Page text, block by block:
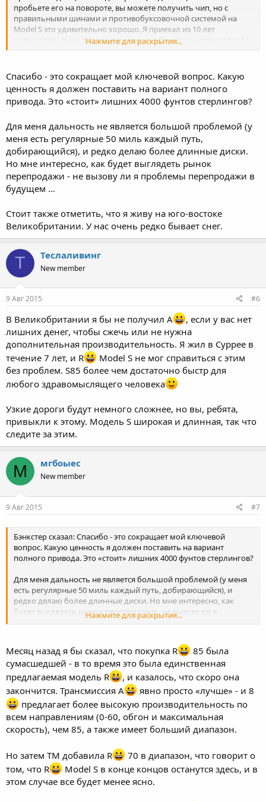
пробьете его на повороте, вы можете получить чип, но с
правильными шинами и противобуксовочной системой на
Model S это удивительно хорошо. Я приехал из 10 лет
полноприводных внедорожников, и я был очень впечатлен (и
Нажмите для раскрытия...
Спасибо - это сокращает мой ключевой вопрос. Какую
ценность я должен поставить на вариант полного
привода. Это «стоит» лишних 4000 фунтов стерлингов?
Для меня дальность не является большой проблемой (у
меня есть регулярные 50 миль каждый путь,
добирающийся), и редко делаю более длинные диски.
Но мне интересно, как будет выглядеть рынок
перепродажи - не вызову ли я проблемы перепродажи в
будущем ...
Стоит также отметить, что я живу на юго-востоке
Великобритании. У нас очень редко бывает снег.
Т Теслаливинг
New member
9 Авг 2015 #6
В Великобритании я бы не получил A
, если у вас нет
лишних денег, чтобы сжечь или не нужна
дополнительная производительность. Я жил в Суррее в
течение 7 лет, и R
Model S не мог справиться с этим
без проблем. S85 более чем достаточно быстр для
любого здравомыслящего человека
Узкие дороги будут немного сложнее, но вы, ребята,
привыкли к этому. Модель S широкая и длинная, так что
следите за этим.
М мгбоыес
New member
9 Авг 2015 #7
Бэнкстер сказал: Спасибо - это сокращает мой ключевой
вопрос. Какую ценность я должен поставить на вариант
полного привода. Это «стоит» лишних 4000 фунтов стерлингов?
Для меня дальность не является большой проблемой (у меня
есть регулярные 50 миль каждый путь, добирающийся), и
редко делаю более длинные диски. Но мне интересно, как
будет выглядеть рынок перепродажи - не вызову ли я
проблемы перепродажи в будущем ...
Стоит также отметить, что я живу на юго-востоке
Великобритании. У нас очень редко бывает снег.
Нажмите для раскрытия...
Месяц назад я бы сказал, что покупка R
85 была
сумасшедшей - в то время это была единственная
предлагаемая модель R
, и казалось, что скоро она
закончится. Трансмиссия A
явно просто «лучше» - и 8
предлагает более высокую производительность по
всем направлениям (0-60, обгон и максимальная
скорость), чем 85, а также имеет больший диапазон.
Но затем ТМ добавила R
70 в диапазон, что говорит о
том, что R
Model S в конце концов останутся здесь, и в
этом случае все будет менее ясно.